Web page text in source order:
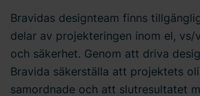
Bravidas designteam finns
delar av projekteringen inom el, vs/
och säkerhet. Genom att driva
Bravida säkerställa att projektets
samordnade och att slutresultatet